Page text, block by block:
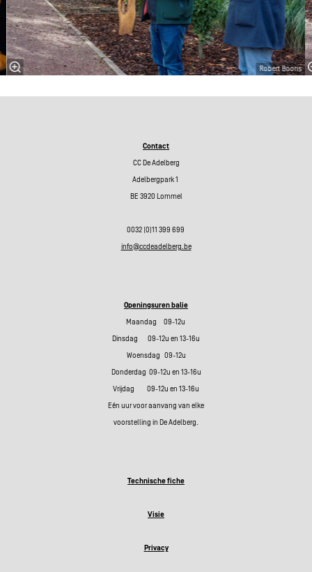
Robert Boons
Contact
CC De Adelberg
Adelbergpark 1
BE 3920 Lommel
0032 (0)11 399 699
info@ccdeadelberg.be
Openingsuren balie
Maandag 09-12u
Dinsdag 09-12u en 13-16u
Woensdag 09-12u
Donderdag 09-12u en 13-16u
Vrijdag 09-12u en 13-16u
Eén uur voor aanvang van elke
voorstelling in De Adelberg.
Technische fiche
Visie
Privacy